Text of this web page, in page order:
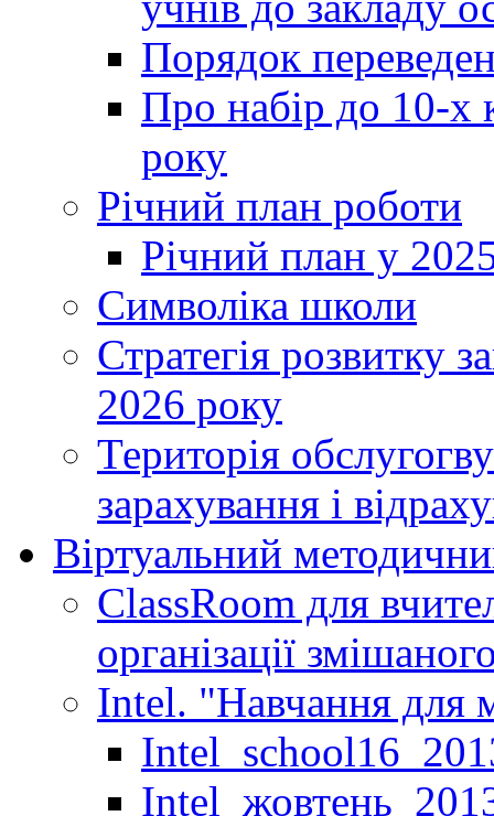
Порядок
Про набір до 10-х
року
Річний план роботи
Річний план у
Символіка школи
Стратегія розвитку
2026 року
Територія
зарахування і
Віртуальний
ClassRoom для
організації
Intel. "Навчання для